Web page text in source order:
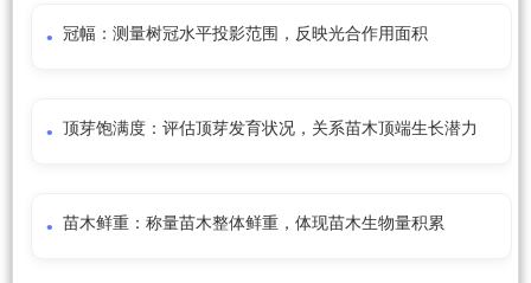
冠幅：测量树冠水平投影范围，反映光合作用面积
顶芽饱满度：评估顶芽发育状况，关系苗木顶端生长潜力
苗木鲜重：称量苗木整体鲜重，体现苗木生物量积累